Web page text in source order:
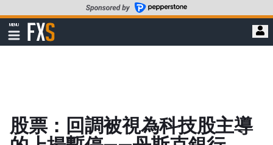
至
要
MENU
顯
示
FXStreet
股票：回調被視為科技股主導